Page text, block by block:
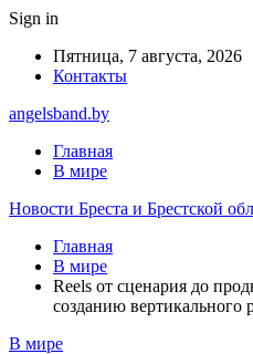
Sign in
Пятница, 7 августа, 2026
Контакты
angelsband.by
Главная
В мире
Новости Бреста и Брестской
Главная
В мире
Reels от сценария до
созданию вертикального
В мире